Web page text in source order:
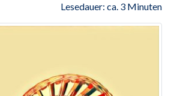
Lesedauer: ca. 3 Minuten